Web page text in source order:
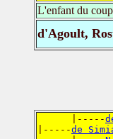
L'enfant du
d'Agoult,
      |-----
|-----de